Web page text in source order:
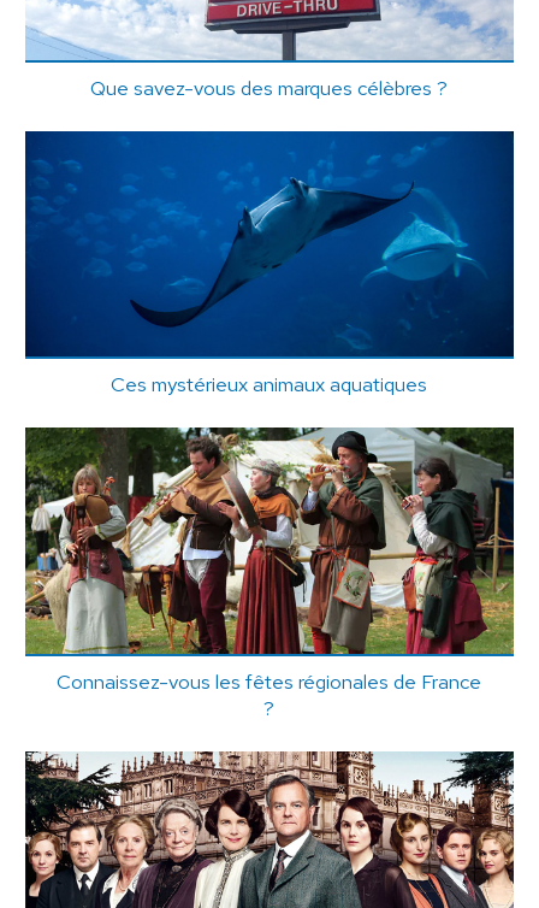
Que savez-vous des marques célèbres ?
Ces mystérieux animaux aquatiques
Connaissez-vous les fêtes régionales de France
?